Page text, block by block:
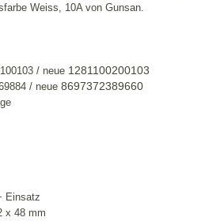
Weiss, 10A von Gunsan.
/ neue 1281100200103
/ neue 8697372389660
Einsatz
x 48 mm